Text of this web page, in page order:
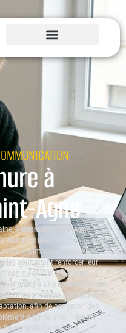
à
Agne
Ramonville-Saint-Agne
dynamique et innovant. Dans
mesure s’impose comme un
souhaitant renforcer leur
ou d’un indépendant,
grâce à une communication
cette ambition avec
afin de concevoir des
alignés avec l’identité
Ramonville-Saint-Agne.